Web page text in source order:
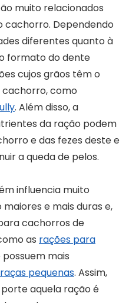
muito relacionados
cachorro. Dependendo
diferentes quanto à
formato do dente
cujos grãos têm o
como
. Além disso, a
da ração podem
e das fezes deste e
a queda de pelos.
influencia muito
e mais duras e,
cachorros de
as rações para
possuem mais
pequenas. Assim,
aquela ração é